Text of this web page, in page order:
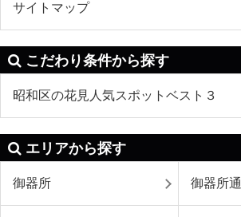
サイトマップ
こだわり条件から探す
昭和区の花見人気スポットベスト３
エリアから探す
御器所 御器所通